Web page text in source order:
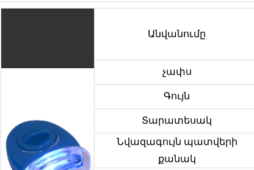
Անվանումը
չափս
Գույն
Տարատեսակ
Նվազագույն պատվերի
քանակ